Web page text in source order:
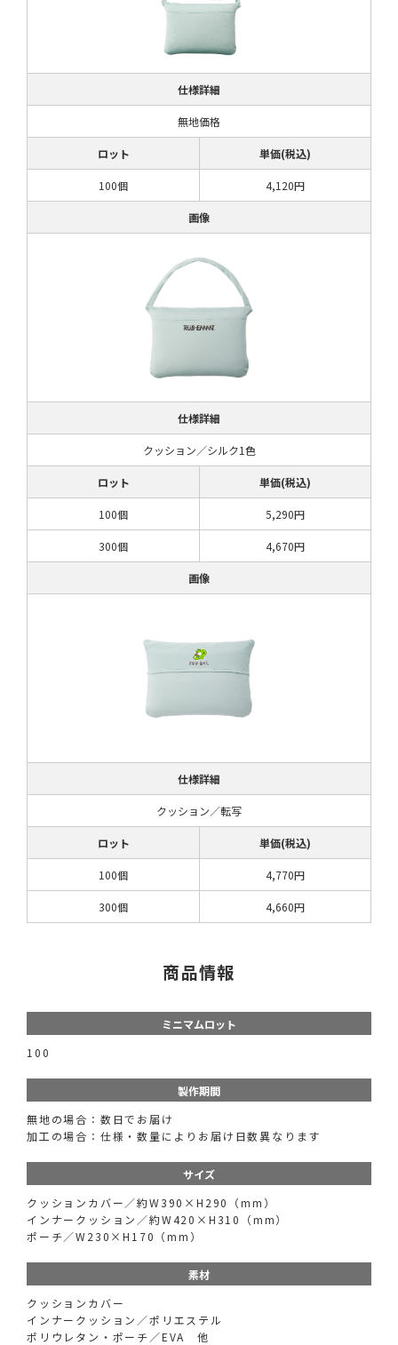
仕様詳細
無地価格
ロット 単価(税込)
100個 4,120円
画像
仕様詳細
クッション／シルク1色
ロット 単価(税込)
100個 5,290円
300個 4,670円
画像
仕様詳細
クッション／転写
ロット 単価(税込)
100個 4,770円
300個 4,660円
商品情報
ミニマムロット
100
製作期間
無地の場合：数日でお届け
加工の場合：仕様・数量によりお届け日数異なります
サイズ
クッションカバー／約W390×H290（mm）
インナークッション／約W420×H310（mm）
ポーチ／W230×H170（mm）
素材
クッションカバー
インナークッション／ポリエステル
ポリウレタン・ポーチ／EVA 他